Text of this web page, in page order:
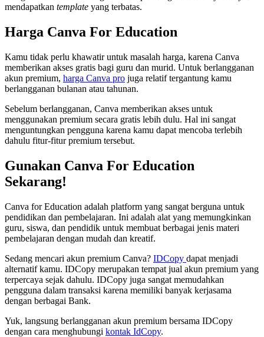
mendapatkan template yang terbatas.
Harga Canva For Education
Kamu tidak perlu khawatir untuk masalah harga, karena Canva
memberikan akses gratis bagi guru dan murid. Untuk berlangganan
akun premium, harga Canva pro juga relatif tergantung kamu
berlangganan bulanan atau tahunan.
Sebelum berlangganan, Canva memberikan akses untuk
menggunakan premium secara gratis lebih dulu. Hal ini sangat
menguntungkan pengguna karena kamu dapat mencoba terlebih
dahulu fitur-fitur premium tersebut.
Gunakan Canva For Education
Sekarang!
Canva for Education adalah platform yang sangat berguna untuk
pendidikan dan pembelajaran. Ini adalah alat yang memungkinkan
guru, siswa, dan pendidik untuk membuat berbagai jenis materi
pembelajaran dengan mudah dan kreatif.
Sedang mencari akun premium Canva? IDCopy dapat menjadi
alternatif kamu. IDCopy merupakan tempat jual akun premium yang
terpercaya sejak dahulu. IDCopy juga sangat memudahkan
pengguna dalam transaksi karena memiliki banyak kerjasama
dengan berbagai Bank.
Yuk, langsung berlangganan akun premium bersama IDCopy
dengan cara menghubungi kontak IdCopy.